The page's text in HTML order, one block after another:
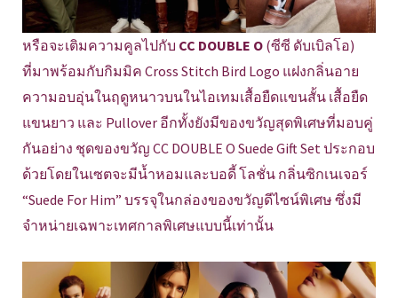
หรือจะเติมความคูลไปกับ CC DOUBLE O (ซีซี ดับเบิลโอ)
ที่มาพร้อมกับกิมมิค Cross Stitch Bird Logo แฝงกลิ่นอาย
ความอบอุ่นในฤดูหนาวบนในไอเทมเสื้อยืดแขนสั้น เสื้อยืด
แขนยาว และ Pullover อีกทั้งยังมีของขวัญสุดพิเศษที่มอบคู่
กันอย่าง ชุดของขวัญ CC DOUBLE O Suede Gift Set ประกอบ
ด้วยโดยในเซตจะมีน้ำหอมและบอดี้ โลชั่น กลิ่นซิกเนเจอร์
“Suede For Him” บรรจุในกล่องของขวัญดีไซน์พิเศษ ซึ่งมี
จำหน่ายเฉพาะเทศกาลพิเศษแบบนี้เท่านั้น